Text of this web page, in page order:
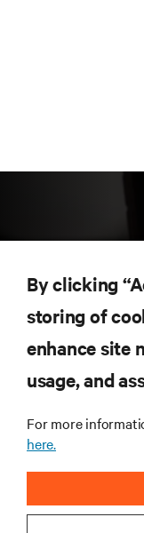
Subscreva
Receba
mais
recentes e
By clicking
storing of
enhance site
usage, and
For more
here.